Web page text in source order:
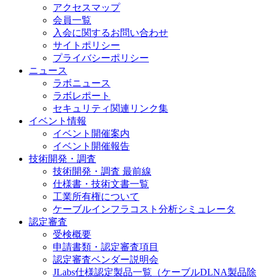
アクセスマップ
会員一覧
入会に関するお問い合わせ
サイトポリシー
プライバシーポリシー
ニュース
ラボニュース
ラボレポート
セキュリティ関連リンク集
イベント情報
イベント開催案内
イベント開催報告
技術開発・調査
技術開発・調査 最前線
仕様書・技術文書一覧
工業所有権について
ケーブルインフラコスト分析シミュレータ
認定審査
受検概要
申請書類・認定審査項目
認定審査ベンダー説明会
JLabs仕様認定製品一覧（ケーブルDLNA製品除